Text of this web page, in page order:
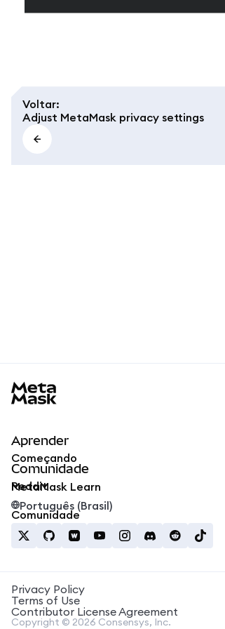
Voltar:
Adjust MetaMask privacy settings
Aprender
Começando
MetaMask Learn
Comunidade
Reddit
Comunidade
Português (Brasil)
Privacy Policy
Terms of Use
Contributor License Agreement
Copyright © 2026 Consensys, Inc.